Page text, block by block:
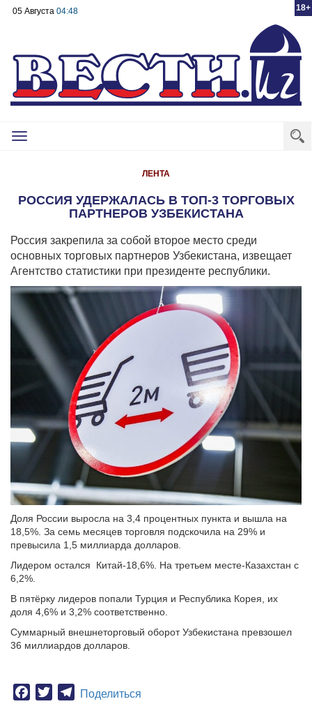
18+
05 Августа 04:48
Toggle
ЛЕНТА
РОССИЯ УДЕРЖАЛАСЬ В ТОП-3 ТОРГОВЫХ
ПАРТНЕРОВ УЗБЕКИСТАНА
Россия закрепила за собой второе место среди
основных торговых партнеров Узбекистана, извещает
Агентство статистики при президенте республики.
Доля России выросла на 3,4 процентных пункта и вышла на
18,5%. За семь месяцев торговля подскочила на 29% и
превысила 1,5 миллиарда долларов.
Лидером остался Китай-18,6%. На третьем месте-Казахстан с
6,2%.
В пятёрку лидеров попали Турция и Республика Корея, их
доля 4,6% и 3,2% соответственно.
Суммарный внешнеторговый оборот Узбекистана превзошел
36 миллиардов долларов.
Facebook
TwitterTelegram
Поделиться